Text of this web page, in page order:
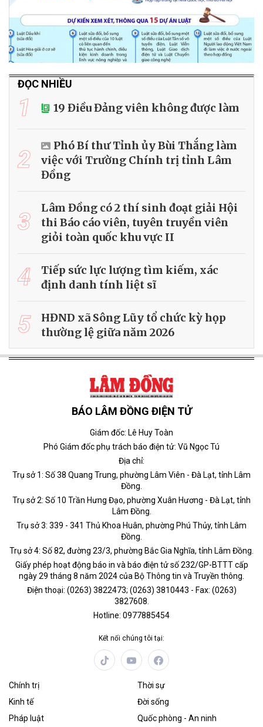
ĐỌC NHIỀU
1 19 Điều Đảng viên không được làm
2
Phó Bí thư Tỉnh ủy Bùi Thắng làm
việc với Trường Chính trị tỉnh Lâm
Đồng
3
Lâm Đồng có 2 thí sinh đoạt giải Hội
thi Báo cáo viên, tuyên truyền viên
giỏi toàn quốc khu vực II
4
Tiếp sức lực lượng tìm kiếm, xác
định danh tính liệt sĩ
5
HĐND xã Sông Lũy tổ chức kỳ họp
thường lệ giữa năm 2026
BÁO LÂM ĐỒNG ĐIỆN TỬ
Giám đốc: Lê Huy Toàn
Phó Giám đốc phụ trách báo điện tử: Vũ Ngọc Tú
Địa chỉ:
Trụ sở 1: Số 38 Quang Trung, phường Lâm Viên - Đà Lạt, tỉnh Lâm
Đồng.
Trụ sở 2: Số 10 Trần Hưng Đạo, phường Xuân Hương - Đà Lạt, tỉnh
Lâm Đồng.
Trụ sở 3: 339 - 341 Thủ Khoa Huân, phường Phú Thủy, tỉnh Lâm
Đồng.
Trụ sở 4: Số 82, đường 23/3, phường Bắc Gia Nghĩa, tỉnh Lâm Đồng.
Giấy phép hoạt động báo in và báo điện tử số 232/GP-BTTT cấp
ngày 29 tháng 8 năm 2024 của Bộ Thông tin và Truyền thông.
Điện thoại: (0263) 3822473; (0263) 3810443 - Fax: (0263)
3827608.
Hotline: 0977885454
Kết nối chúng tôi tại:
Chính trị
Thời sự
Kinh tế
Đời sống
Pháp luật
Quốc phòng - An ninh